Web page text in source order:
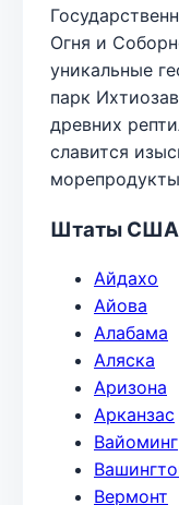
Огня и
уникальные
парк
древних
славится
Штаты
Айдахо
Айова
Алабама
Аляска
Аризона
Арканзас
Вайоминг
Вермонт